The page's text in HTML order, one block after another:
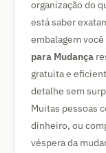
organização do
está saber
embalagem
para Mudança
gratuita e
detalhe sem
Muitas pessoas
dinheiro, ou
véspera da